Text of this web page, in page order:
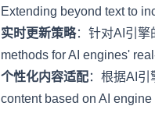
Extending beyond text to
实时更新策略：针对AI引擎
methods for AI engines'
个性化内容适配：根据AI引
content based on AI